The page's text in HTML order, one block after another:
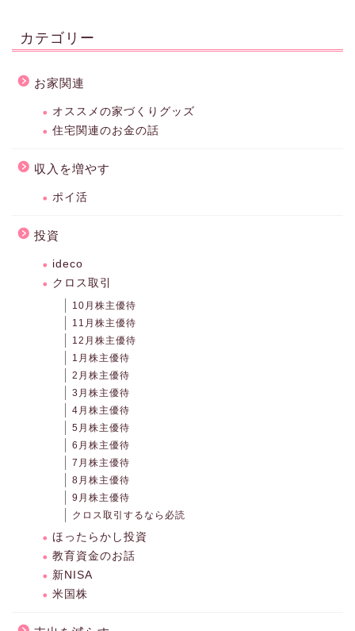
カテゴリー
お家関連
オススメの家づくりグッズ
住宅関連のお金の話
収入を増やす
ポイ活
投資
ideco
クロス取引
10月株主優待
11月株主優待
12月株主優待
1月株主優待
2月株主優待
3月株主優待
4月株主優待
5月株主優待
6月株主優待
7月株主優待
8月株主優待
9月株主優待
クロス取引するなら必読
ほったらかし投資
教育資金のお話
新NISA
米国株